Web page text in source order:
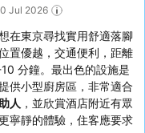
Jul 2026
在東京尋找實用舒適落腳
置優越，交通便利，距離
分鐘。最出色的設施是
供小型廚房區，非常適合
人 ，並欣賞酒店附近有眾
寧靜的體驗，住客應要求